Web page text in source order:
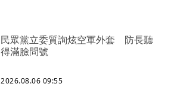
民眾黨立委質詢炫空軍外套 防長聽
得滿臉問號
2026.08.06 09:55